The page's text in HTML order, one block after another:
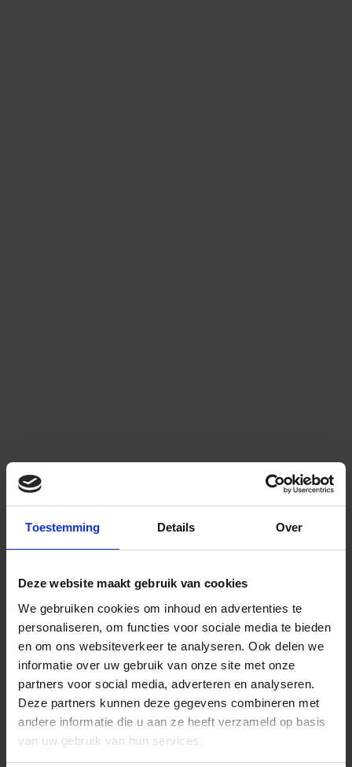
Toestemming Details Over
Deze website maakt gebruik van cookies
We gebruiken cookies om inhoud en advertenties te
personaliseren, om functies voor sociale media te bieden
en om ons websiteverkeer te analyseren. Ook delen we
informatie over uw gebruik van onze site met onze
partners voor social media, adverteren en analyseren.
Deze partners kunnen deze gegevens combineren met
andere informatie die u aan ze heeft verzameld op basis
van uw gebruik van hun services.